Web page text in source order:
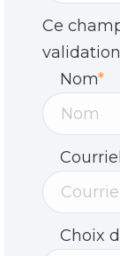
Ce
Nom*
Choix